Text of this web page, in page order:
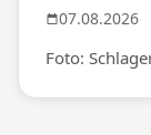
07.08.2026
Foto: